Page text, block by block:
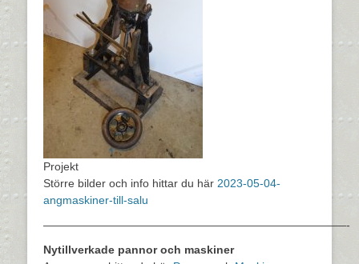
Projekt
Större bilder och info hittar du här 2023-05-04-
angmaskiner-till-salu
———————————————————————————-
Nytillverkade pannor och maskiner